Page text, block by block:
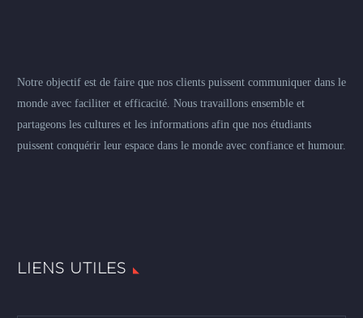
Notre objectif est de faire que nos clients puissent communiquer dans le
monde avec faciliter et efficacité. Nous travaillons ensemble et
partageons les cultures et les informations afin que nos étudiants
puissent conquérir leur espace dans le monde avec confiance et humour.
LIENS UTILES